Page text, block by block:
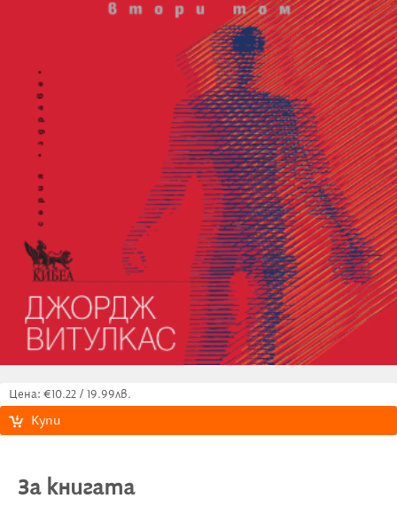
Цена: €10.22 / 19.99лв.
Купи
За книгата